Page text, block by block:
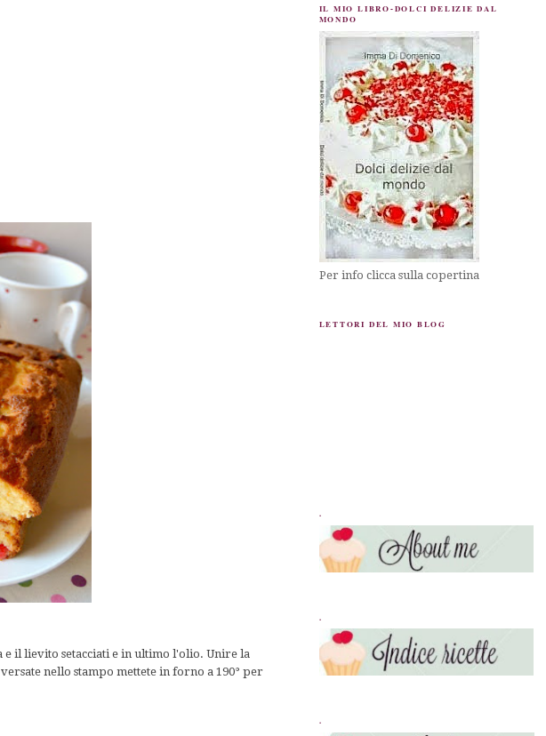
e il lievito setacciati e in ultimo l'olio. Unire la
nello stampo mettete in forno a 190°per
IL MIO LIBRO-DOLCI DELIZIE DAL
MONDO
Per info clicca sulla copertina
LETTORI DEL MIO BLOG
.
.
.